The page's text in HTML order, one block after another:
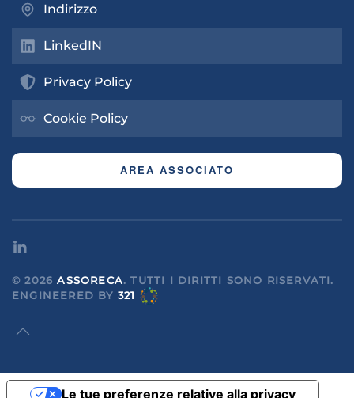
Indirizzo
LinkedIN
Privacy Policy
Cookie Policy
AREA ASSOCIATO
©2026 ASSORECA. TUTTI I DIRITTI SONO RISERVATI.
ENGINEERED BY 321
Le tue preferenze relative alla privacy